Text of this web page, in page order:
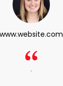
www.website.com
.